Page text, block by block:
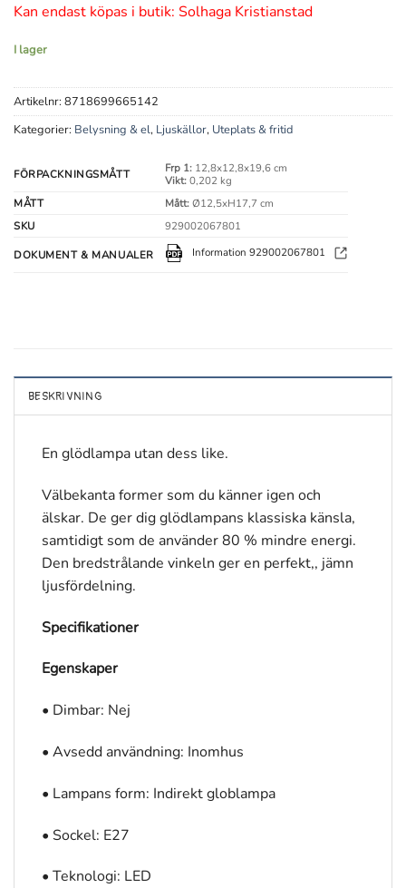
Kan endast köpas i butik: Solhaga Kristianstad
I lager
Artikelnr: 8718699665142
Kategorier: Belysning & el, Ljuskällor, Uteplats & fritid
FÖRPACKNINGSMÅTT Frp 1:12,8x12,8x19,6 cm
Vikt:0,202 kg
MÅTT
Mått:Ø12,5xH17,7 cm
SKU
929002067801
DOKUMENT & MANUALER
Information 929002067801
BESKRIVNING
En glödlampa utan dess like.
Välbekanta former som du känner igen och
älskar. De ger dig glödlampans klassiska känsla,
samtidigt som de använder 80 % mindre energi.
Den bredstrålande vinkeln ger en perfekt,, jämn
ljusfördelning.
Specifikationer
Egenskaper
• Dimbar: Nej
• Avsedd användning: Inomhus
• Lampans form: Indirekt globlampa
• Sockel: E27
• Teknologi: LED